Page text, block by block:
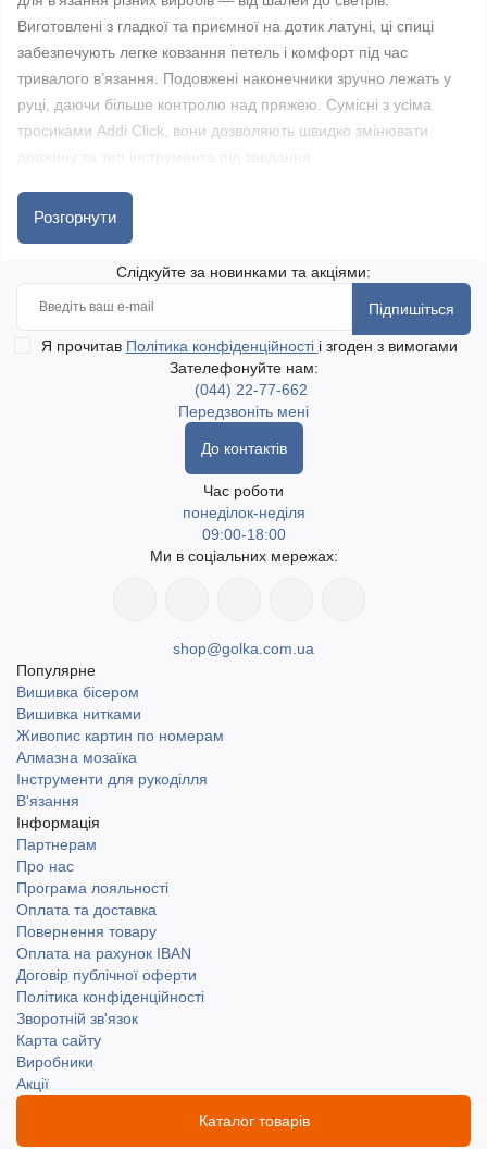
Виготовлені з гладкої та приємної на дотик латуні, ці спиці
забезпечують легке ковзання петель і комфорт під час
тривалого в’язання. Подовжені наконечники зручно лежать у
руці, даючи більше контролю над пряжею. Сумісні з усіма
тросиками Addi Click, вони дозволяють швидко змінювати
довжину та тип інструмента під завдання.
Чому обирають golka.com.ua:
• Оригінальна продукція Addi з Німеччини
• Швидка доставка по всій Україні, навіть у найвіддаленіші
• Програма лояльності та приємні ціни
Новою поштоютаУкрпоштою
Розгорнути
Слідкуйте за новинками та акціями:
Підпишіться
Я прочитав Політика конфіденційності і згоден з вимогами
Зателефонуйте нам:
(044) 22-77-662
Передзвоніть мені
До контактів
Час роботи
понеділок-неділя
09:00-18:00
Ми в соціальних мережах:
shop@golka.com.ua
Популярне
Вишивка бісером
Вишивка нитками
Живопис картин по номерам
Алмазна мозаїка
Інструменти для рукоділля
В'язання
Інформація
Партнерам
Про нас
Програма лояльності
Оплата та доставка
Повернення товару
Оплата на рахунок IBAN
Договір публічної оферти
Політика конфіденційності
Зворотній зв'язок
Карта сайту
Виробники
Акції
Каталог товарів